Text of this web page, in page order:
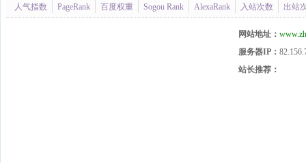
人气指数
PageRank
百度权重
Sogou Rank
AlexaRank
入站次数
出站
网站地址：
服务器IP：
站长推荐：